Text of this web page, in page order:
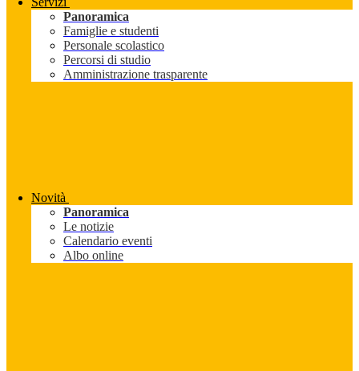
Panoramica
Famiglie e studenti
Personale scolastico
Percorsi di studio
Amministrazione trasparente
Novità
Panoramica
Le notizie
Calendario eventi
Albo online